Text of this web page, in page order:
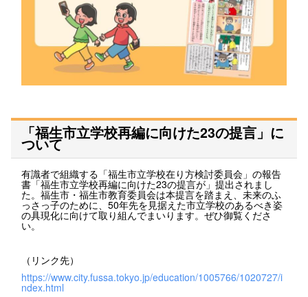
「福生市立学校再編に向けた23の提言」に
ついて
有識者で組織する「福生市立学校在り方検討委員会」の報告
書「福生市立学校再編に向けた23の提言が」提出されまし
た。福生市・福生市教育委員会は本提言を踏まえ、未来のふ
っさっ子のために、50年先を見据えた市立学校のあるべき姿
の具現化に向けて取り組んでまいります。ぜひ御覧くださ
い。
（リンク先）
https://www.city.fussa.tokyo.jp/education/1005766/1020727/i
ndex.html